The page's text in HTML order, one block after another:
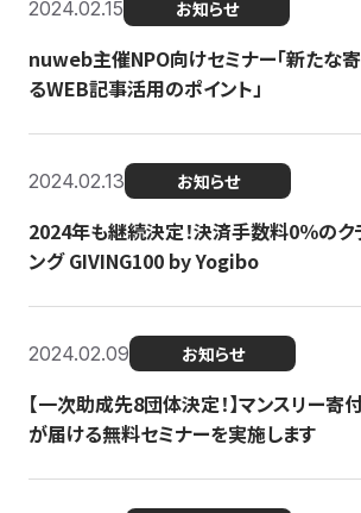
2024.02.15 お知らせ
nuweb主催NPO向けセミナー「新たな
るWEB記事活用のポイント」
2024.02.13 お知らせ
2024年も継続決定！決済手数料0％のク
ング GIVING100 by Yogibo
2024.02.09 お知らせ
【一次助成先8団体決定！】マンスリー
が届ける無料セミナーを実施します